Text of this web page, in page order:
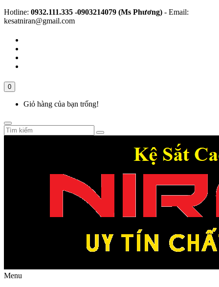
Hotline: 0932.111.335 -0903214079 (Ms Phương) - Email:
kesatniran@gmail.com
0
Giỏ hàng của bạn trống!
Menu